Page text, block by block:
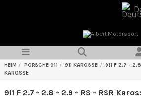
HEIM PORSCHE 911 911 KAROSSE
911 F 2.7 -
KAROSSE
911 F 2.7 - 2.8 - 2.9 - RS - RSR